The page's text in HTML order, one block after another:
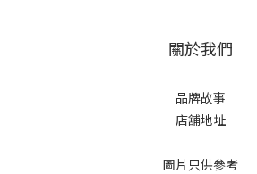
關於我們
品牌故事
店舖地址
圖片只供參考